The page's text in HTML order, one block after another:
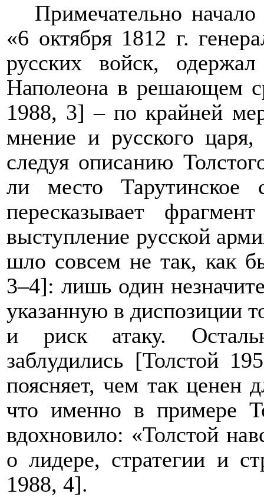
Примечательно
«6 октября 1812 г.
русских войск,
Наполеона в решающем
1988, 3] – по крайней
мнение и русского
следуя описанию
ли место Тарутинское
пересказывает
выступление русской
шло совсем не так, как
3–4]: лишь один
указанную в диспозиции
и риск атаку.
заблудились [Толстой
поясняет, чем так ценен
что именно в примере
вдохновило: «Толстой
о лидере, стратегии и
1988, 4].